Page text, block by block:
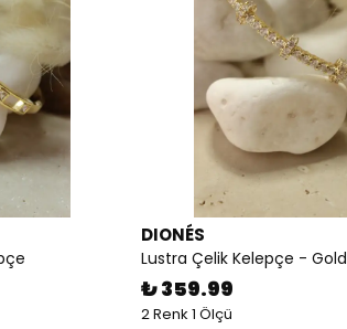
DIONÉS
Lustra Çelik Kelepçe - Gold
₺ 359.99
2 Renk 1 Ölçü